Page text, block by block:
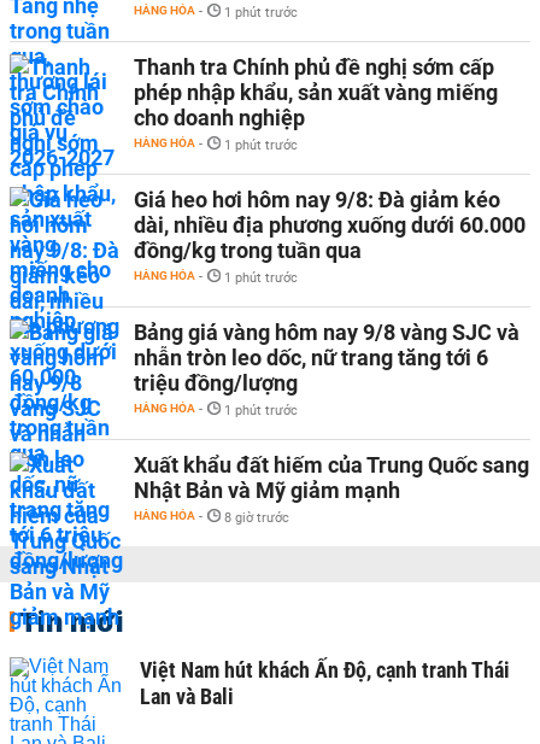
HÀNG HÓA - 1 phút trước
Thanh tra Chính phủ đề nghị sớm cấp
phép nhập khẩu, sản xuất vàng miếng
cho doanh nghiệp
HÀNG HÓA - 1 phút trước
Giá heo hơi hôm nay 9/8: Đà giảm kéo
dài, nhiều địa phương xuống dưới 60.000
đồng/kg trong tuần qua
HÀNG HÓA - 1 phút trước
Bảng giá vàng hôm nay 9/8 vàng SJC và
nhẫn tròn leo dốc, nữ trang tăng tới 6
triệu đồng/lượng
HÀNG HÓA - 1 phút trước
Xuất khẩu đất hiếm của Trung Quốc sang
Nhật Bản và Mỹ giảm mạnh
HÀNG HÓA - 8 giờ trước
Tin mới
Việt Nam hút khách Ấn Độ, cạnh tranh Thái
Lan và Bali